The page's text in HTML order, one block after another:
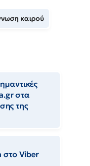
καιρού
στα
της
στο Viber